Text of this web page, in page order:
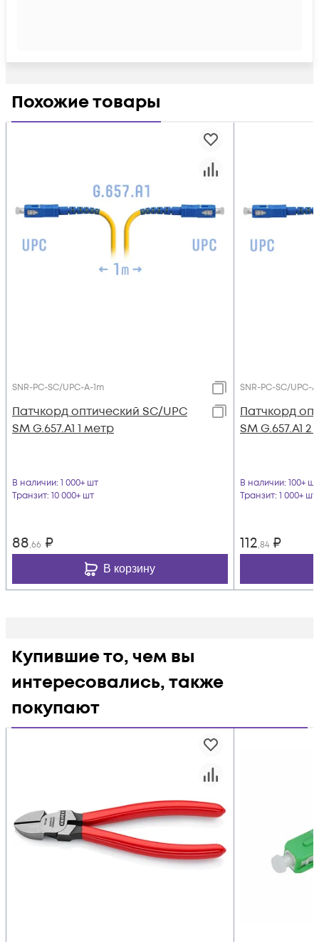
Похожие товары
SNR-PC-SC/UPC-A-1m
Патчкорд оптический SC/UPC
SM G.657.A1 1 метр
В наличии: 1 000+ шт
Транзит: 10 000+ шт
88,66 ₽
В корзину
SNR-PC-SC/UPC-
Патчкорд
SM G.657.A1
В наличии: 100+ шт
Транзит: 1 000+ шт
112,84 ₽
Купившие то, чем вы
интересовались, также
покупают